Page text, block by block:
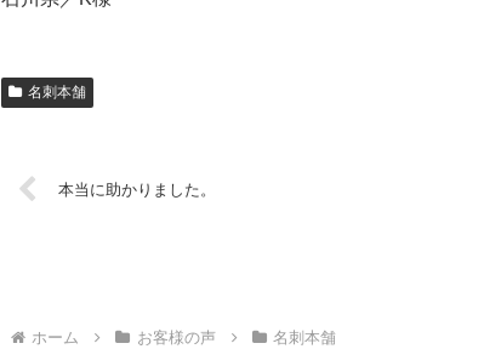
名刺本舗
本当に助かりました。
ホーム お客様の声 名刺本舗